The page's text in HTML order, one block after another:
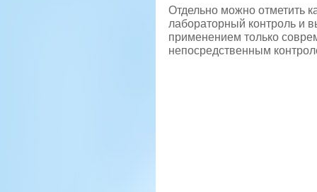
Отдельно можно отметить
лабораторный контроль и
применением только
непосредственным